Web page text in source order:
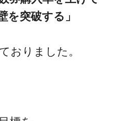
突破する」
おりました。